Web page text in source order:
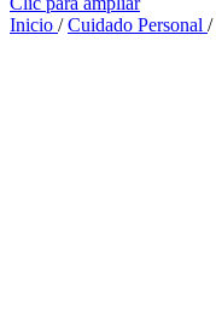
Inicio / Cuidado Personal /